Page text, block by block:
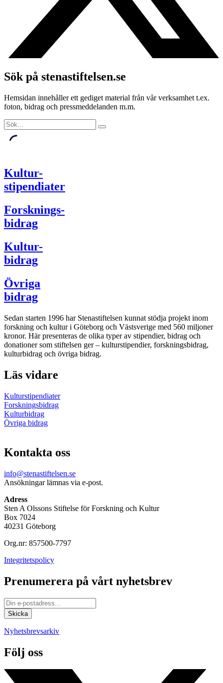
Sök på stenastiftelsen.se
Hemsidan innehåller ett gediget material från vår verksamhet t.ex.
foton, bidrag och pressmeddelanden m.m.
Kultur-
stipendiater
Forsknings-
bidrag
Kultur-
bidrag
Övriga
bidrag
Sedan starten 1996 har Stenastiftelsen kunnat stödja projekt inom
forskning och kultur i Göteborg och Västsverige med 560 miljoner
kronor. Här presenteras de olika typer av stipendier, bidrag och
donationer som stiftelsen ger – kulturstipendier, forskningsbidrag,
kulturbidrag och övriga bidrag.
Läs vidare
Kulturstipendiater
Forskningsbidrag
Kulturbidrag
Övriga bidrag
Kontakta oss
info@stenastiftelsen.se
Ansökningar lämnas via e-post.
Adress
Sten A Olssons Stiftelse för Forskning och Kultur
Box 7024
40231 Göteborg
Org.nr: 857500-7797
Integritetspolicy
Prenumerera på vårt nyhetsbrev
Nyhetsbrevsarkiv
Följ oss